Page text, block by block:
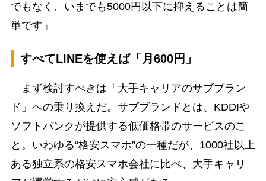
でもなく、いまでも5000円以下に抑えることは簡
単です」
すべてLINEを使えば「月600円」
まず検討すべきは「大手キャリアのサブブラン
ド」への乗り換えだ。サブブランドとは、KDDIや
ソフトバンクが提供する低価格帯のサービスのこ
と。いわゆる“格安スマホ”の一種だが、1000社以上
ある独立系の格安スマホ会社に比べ、大手キャリ